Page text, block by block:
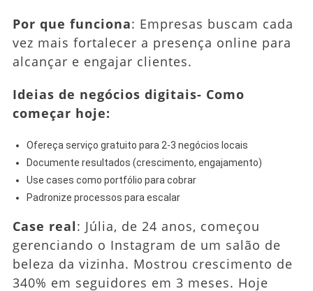
Por que funciona: Empresas buscam cada
vez mais fortalecer a presença online para
alcançar e engajar clientes.
Ideias de negócios digitais- Como
começar hoje:
Ofereça serviço gratuito para 2-3 negócios locais
Documente resultados (crescimento, engajamento)
Use cases como portfólio para cobrar
Padronize processos para escalar
Case real: Júlia, de 24 anos, começou
gerenciando o Instagram de um salão de
beleza da vizinha. Mostrou crescimento de
340% em seguidores em 3 meses. Hoje